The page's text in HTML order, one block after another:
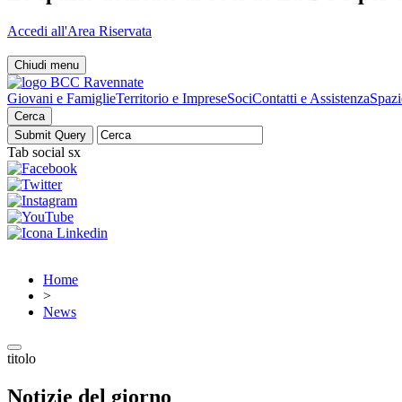
Accedi all'Area Riservata
Chiudi menu
Giovani e FamiglieTerritorio e ImpreseSociContatti e Assistenza
Cerca
Tab social sx
Home
>
News
titolo
Notizie del giorno